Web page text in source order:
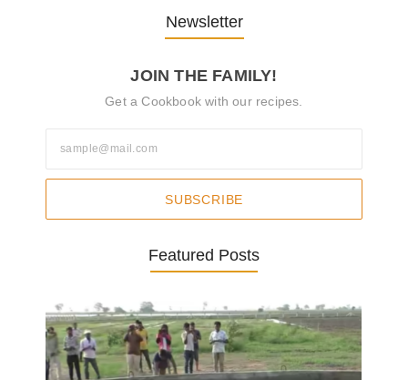
Newsletter
JOIN THE FAMILY!
Get a Cookbook with our recipes.
SUBSCRIBE
Featured Posts